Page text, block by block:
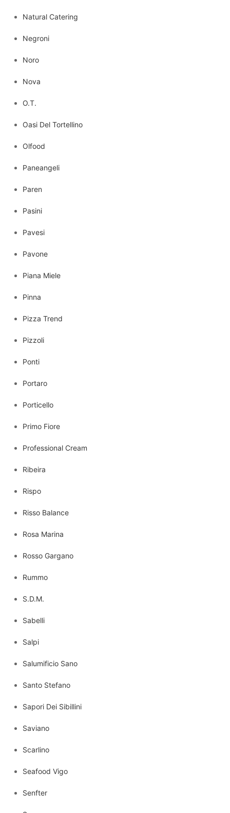
Natural Catering
Negroni
Noro
Nova
O.T.
Oasi Del Tortellino
Olfood
Paneangeli
Paren
Pasini
Pavesi
Pavone
Piana Miele
Pinna
Pizza Trend
Pizzoli
Ponti
Portaro
Porticello
Primo Fiore
Professional Cream
Ribeira
Rispo
Risso Balance
Rosa Marina
Rosso Gargano
Rummo
S.D.M.
Sabelli
Salpi
Salumificio Sano
Santo Stefano
Sapori Dei Sibillini
Saviano
Scarlino
Seafood Vigo
Senfter